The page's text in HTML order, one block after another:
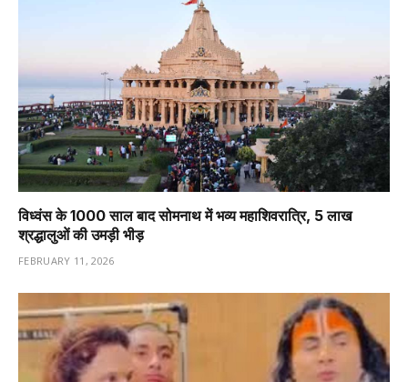
विध्वंस के 1000 साल बाद सोमनाथ में भव्य महाशिवरात्रि, 5 लाख
श्रद्धालुओं की उमड़ी भीड़
FEBRUARY 11, 2026